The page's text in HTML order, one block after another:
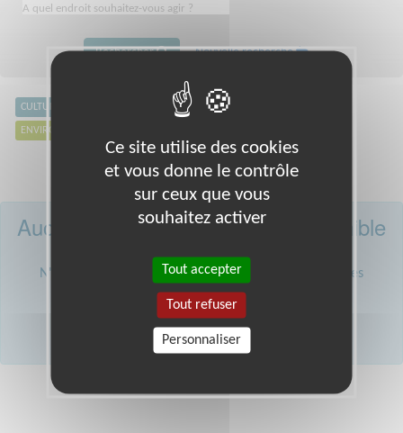
A quel endroit souhaitez-vous agir ?
Rechercher Nouvelle recherche
CULTURE ÉDUCATION & FORMATION
ENVIRONNEMENT
Aucune mission courte n'est disponible
près de chez vous.
N'hésitez pas à répondre aux missions plus longues. Les
associations ont besoin de vous !
JE CHERCHE UNE MISSION PLUS LONGUE
Ce site utilise des cookies
et vous donne le contrôle
sur ceux que vous
souhaitez activer
Tout accepter
Tout refuser
Personnaliser